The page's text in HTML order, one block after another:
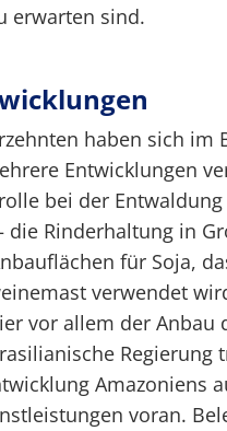
erwarten sind.
haben sich im
Entwicklungen
bei der
die Rinderhaltung in
für Soja,
verwendet
vor allem der Anbau
Regierung
Amazoniens
voran.